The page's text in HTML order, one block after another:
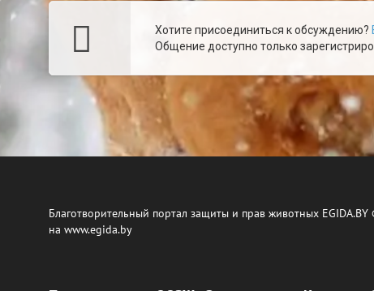
Хотите присоединиться к обсуждению?
Общение доступно только
Благотворительный портал защиты и прав животных
на www.egida.by